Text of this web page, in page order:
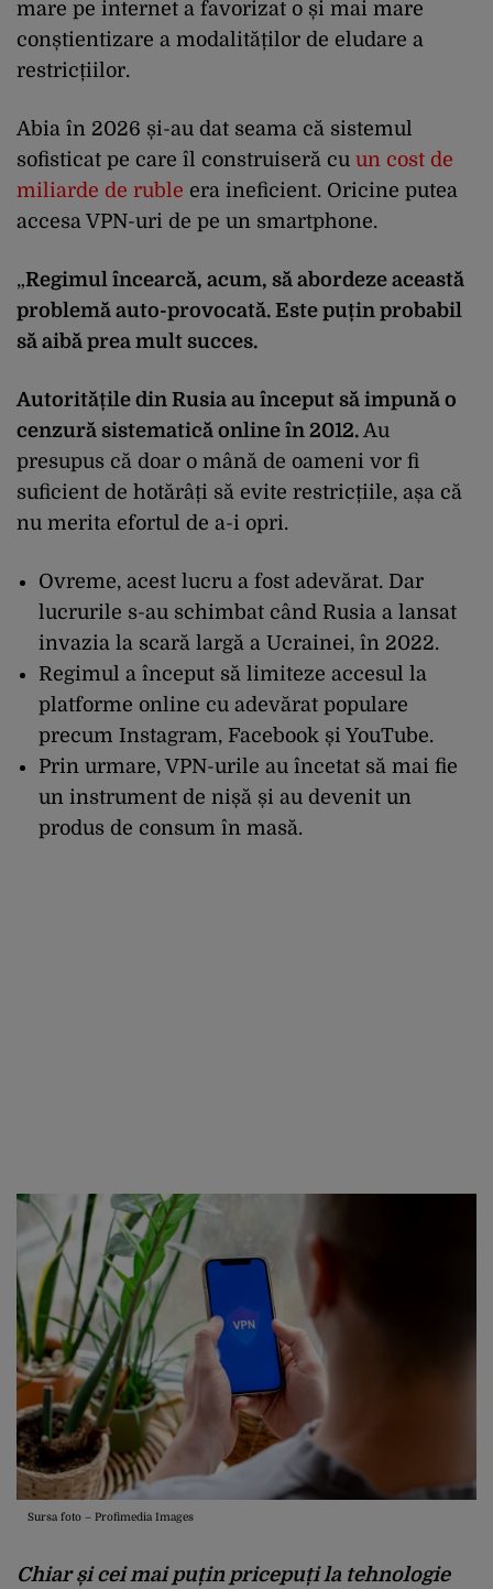
mare pe internet a favorizat o și mai mare
conștientizare a modalităților de eludare a
restricțiilor.
Abia în 2026 și-au dat seama că sistemul
sofisticat pe care îl construiseră cu un cost de
miliarde de ruble era ineficient. Oricine putea
accesa VPN-uri de pe un smartphone.
„Regimul încearcă, acum, să abordeze această
problemă auto-provocată. Este puțin probabil
să aibă prea mult succes.
Autoritățile din Rusia au început să impună o
cenzură sistematică online în 2012. Au
presupus că doar o mână de oameni vor fi
suficient de hotărâți să evite restricțiile, așa că
nu merita efortul de a-i opri.
Ovreme, acest lucru a fost adevărat. Dar
lucrurile s-au schimbat când Rusia a lansat
invazia la scară largă a Ucrainei, în 2022.
Regimul a început să limiteze accesul la
platforme online cu adevărat populare
precum Instagram, Facebook și YouTube.
Prin urmare, VPN-urile au încetat să mai fie
un instrument de nișă și au devenit un
produs de consum în masă.
Sursa foto – Profimedia Images
Chiar și cei mai puțin pricepuți la tehnologie